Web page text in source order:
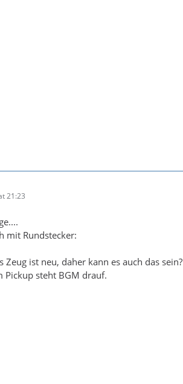
21:23
mit Rundstecker:
Zeug ist neu, daher kann es auch das sein?
Pickup steht BGM drauf.